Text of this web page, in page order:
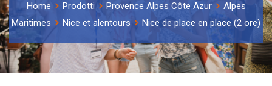
Home Prodotti Provence Alpes Côte Azur
Alpes
Maritimes
Nice et alentours Nice de place en place (2 ore)